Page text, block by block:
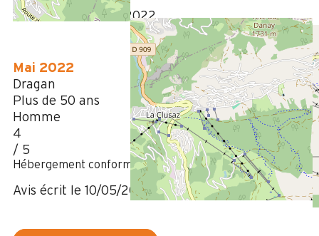
Avis écrit le 23/08/2022
Mai 2022
Dragan
Plus de 50 ans
Homme
4
/ 5
Hébergement conforme aux attentes
Avis écrit le 10/05/2022